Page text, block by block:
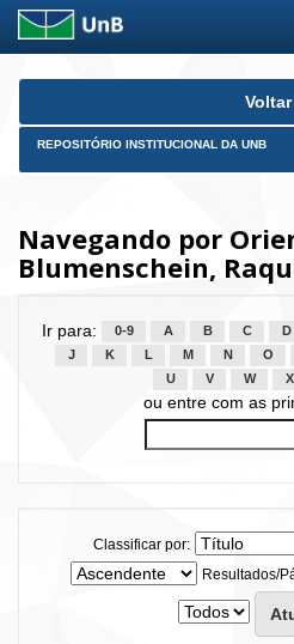
Skip
Voltar
REPOSITÓRIO INSTITUCIONAL DA UNB
Navegando por
Blumenschein,
Ir para: 0-9 A B C D
J
K L M N O
U
V W X
ou entre com as
Classificar por:
Resultados/